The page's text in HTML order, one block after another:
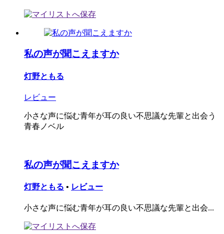
私の声が聞こえますか
灯野ともる
レビュー
小さな声に悩む青年が耳の良い不思議な先輩と出会う
青春ノベル
私の声が聞こえますか
灯野ともる • レビュー
小さな声に悩む青年が耳の良い不思議な先輩と出会...